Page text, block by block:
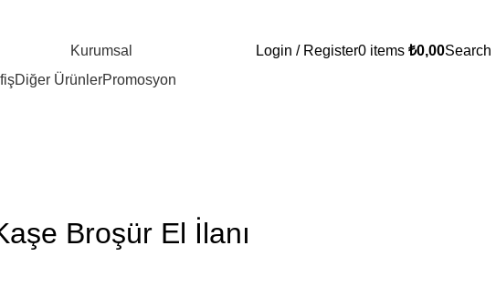
Kurumsal Login / Register0 items ₺0,00Search
Diğer ÜrünlerPromosyon
Broşür El İlanı